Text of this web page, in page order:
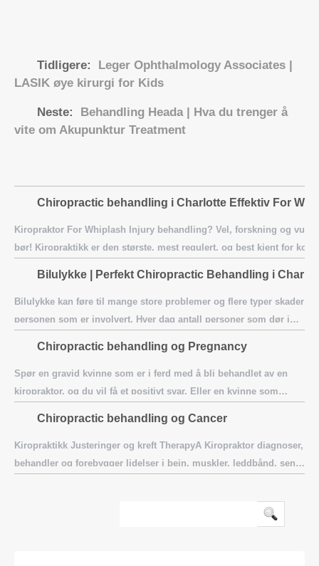
Tidligere:
Leger Ophthalmology Associates |
LASIK øye kirurgi for Kids
Neste:
Behandling Heada | Hva du trenger å
vite om Akupunktur Treatment
Chiropractic behandling i Charlotte Effektiv For
Kiropraktor For Whiplash Injury behandling? Vel, forskning og
bør! Kiropraktikk er den største, mest regulert, og best kjent for
Bilulykke | Perfekt Chiropractic Behandling i
Bilulykke kan føre til mange store problemer og flere typer skader på
personen som er involvert. Hver dag antall personer som dør i
Chiropractic behandling og Pregnancy
Spør en gravid kvinne som er i ferd med å bli behandlet av en
kiropraktor, og du vil få et positivt svar. Eller en kvinne som
Chiropractic behandling og Cancer
Kiropraktikk Justeringer og kreft TherapyA Kiropraktor diagnoser,
behandler og forebygger lidelser i bein, muskler, leddbånd, sener